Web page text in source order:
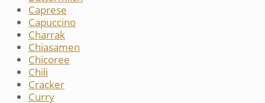
Caprese
Capuccino
Charrak
Chiasamen
Chicoree
Chili
Cracker
Curry